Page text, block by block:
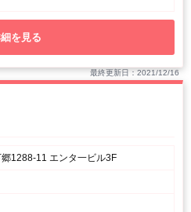
を見る
最終更新日：2021/12/16
1288-11 エンタ一ビル3F